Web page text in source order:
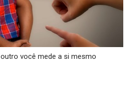
você mede a si mesmo